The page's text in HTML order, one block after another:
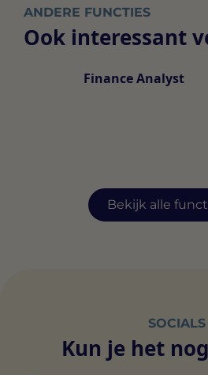
ANDERE FUNCTIES
Ook interessant
Bekijk alle
Finance Analyst
SOCIALS
Kun je het